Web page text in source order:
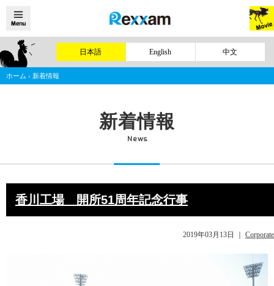
日本語 English 中文
ホーム › 新着情報
新着情報
News
香川工場 開所51周年記念行事
2019年03月13日 Corporate